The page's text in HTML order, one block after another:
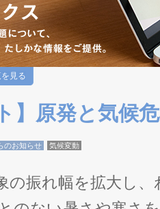
見る
】原発と気候
のお知らせ 気候変動
の振れ幅を拡大し